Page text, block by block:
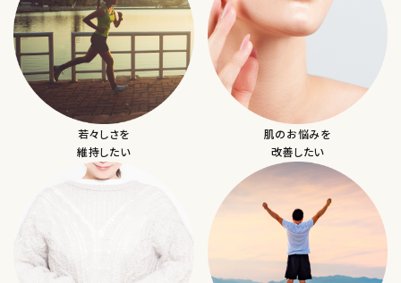
若々しさを
維持したい
肌のお悩みを
改善したい